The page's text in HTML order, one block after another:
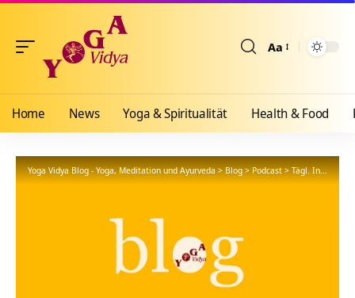
Aa
Home News Yoga & Spiritualität Health & Food
Yoga Vidya Blog - Yoga, Meditation und Ayurveda>Blog>Podcast>Tägl. Inspiration